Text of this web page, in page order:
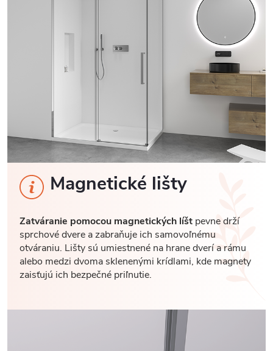
Magnetické lišty
Zatváranie pomocou magnetických líšt pevne drží
sprchové dvere a zabraňuje ich samovoľnému
otváraniu. Lišty sú umiestnené na hrane dverí a rámu
alebo medzi dvoma sklenenými krídlami, kde magnety
zaisťujú ich bezpečné priľnutie.